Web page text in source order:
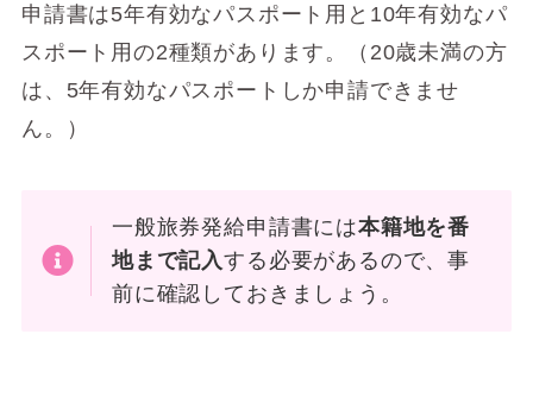
申請書は5年有効なパスポート用と10年有効なパ
スポート用の2種類があります。（20歳未満の方
は、5年有効なパスポートしか申請できませ
ん。）
一般旅券発給申請書には本籍地を番
地まで記入する必要があるので、事
前に確認しておきましょう。